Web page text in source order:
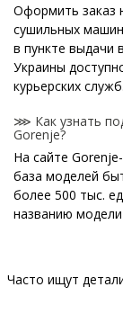
Оформить заказ
сушильных
в пункте выдачи
Украины
курьерских служб.
⋙ Как узнать
Gorenje?
На сайте
база моделей
более 500 тыс.
названию
Специальная
и другими
Часто ищут